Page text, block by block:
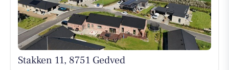
Stakken 11, 8751 Gedved